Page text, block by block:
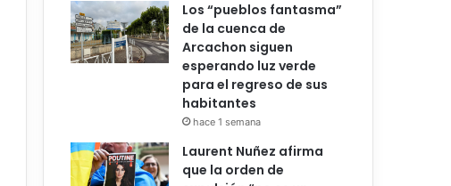
Los “pueblos fantasma”
de la cuenca de
Arcachon siguen
esperando luz verde
para el regreso de sus
habitantes
hace 1 semana
Laurent Nuñez afirma
que la orden de